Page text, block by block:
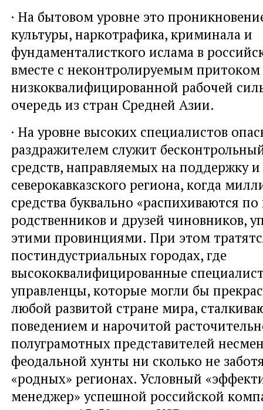
· На бытовом уровне это
культуры, наркотрафика, криминала и
фундаменталисткого ислама в
вместе с неконтролируемым притоком
низкоквалифицированной рабочей
очередь из стран Средней Азии.
· На уровне высоких специалистов
раздражителем служит
средств, направляемых на поддержку и
северокавказского региона, когда
средства буквально «распихиваются
родственников и друзей чиновников,
этими провинциями. При этом
постиндустриальных городах, где
высококвалифицированные
управленцы, которые могли бы
любой развитой стране мира,
поведением и нарочитой
полуграмотных представителей
феодальной хунты ни сколько не
«родных» регионах. Условный
менеджер» успешной российской